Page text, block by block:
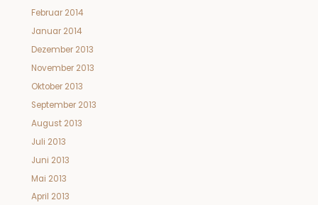
Februar 2014
Januar 2014
Dezember 2013
November 2013
Oktober 2013
September 2013
August 2013
Juli 2013
Juni 2013
Mai 2013
April 2013